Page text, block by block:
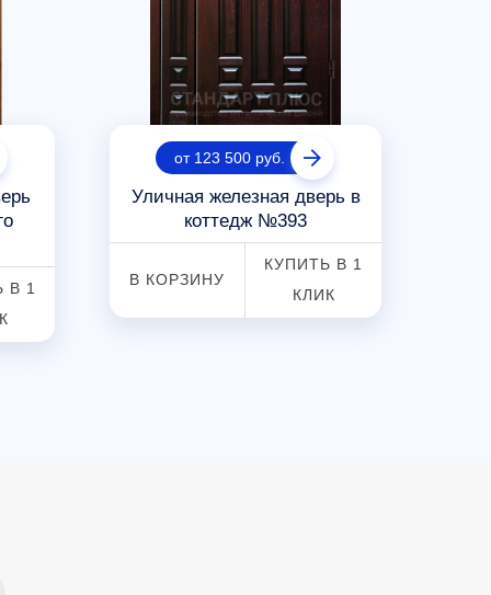
В 1
от 123 500 руб.
Уличная железная дверь в
коттедж №393
В КОРЗИНУ
КУПИТЬ В 1
КЛИК